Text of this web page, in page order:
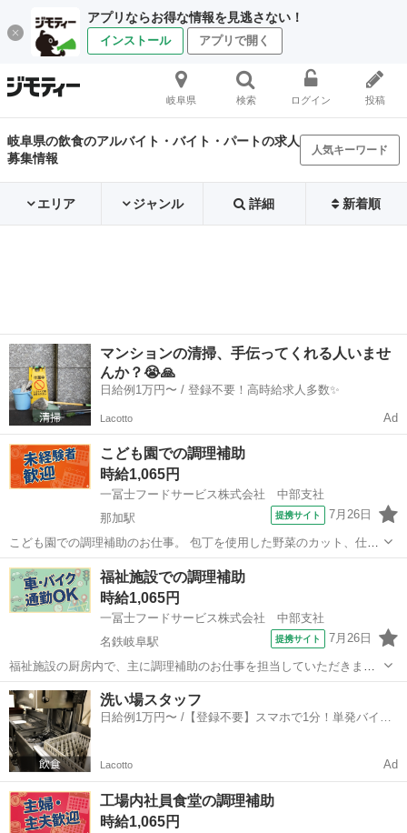
アプリならお得な情報を見逃さない！
インストール アプリで開く
岐阜県 検索 ログイン 投稿
岐阜県の飲食のアルバイト・バイト・パートの求人
募集情報
人気キーワード
エリア ジャンル 詳細 新着順
マンションの清掃、手伝ってくれる人いませ
んか？😭🙏
日給例1万円〜 / 登録不要！高時給求人多数✨
Lacotto Ad
こども園での調理補助
時給1,065円
一冨士フードサービス株式会社 中部支社
那加駅
提携サイト 7月26日
こども園での調理補助のお仕事。 包丁を使用した野菜のカット、仕込
み、調理された食事の盛り付け、 食器の洗浄などを担当していただき
ます。 アルバイト,パート ・労災保険 ・有給休暇、特別休暇、慶弔休
暇 ・残業手当 ・制服貸...
岐阜 各務原市 那加駅 キッチン
福祉施設での調理補助
時給1,065円
一冨士フードサービス株式会社 中部支社
名鉄岐阜駅
提携サイト 7月26日
福祉施設の厨房内で、主に調理補助のお仕事を担当していただきま
す。 包丁を使用した野菜の下処理や、調理された食事の盛り付け、配
膳、 調理器具や食器などの洗浄、厨房内清掃を担当いただきます。 未
経験の方も１から丁寧に教えます。 ...
岐阜 岐阜市 名鉄岐阜駅
洗い場スタッフ
日給例1万円〜 /【登録不要】スマホで1分！単発バイト
Lacotto Ad
工場内社員食堂の調理補助
時給1,065円